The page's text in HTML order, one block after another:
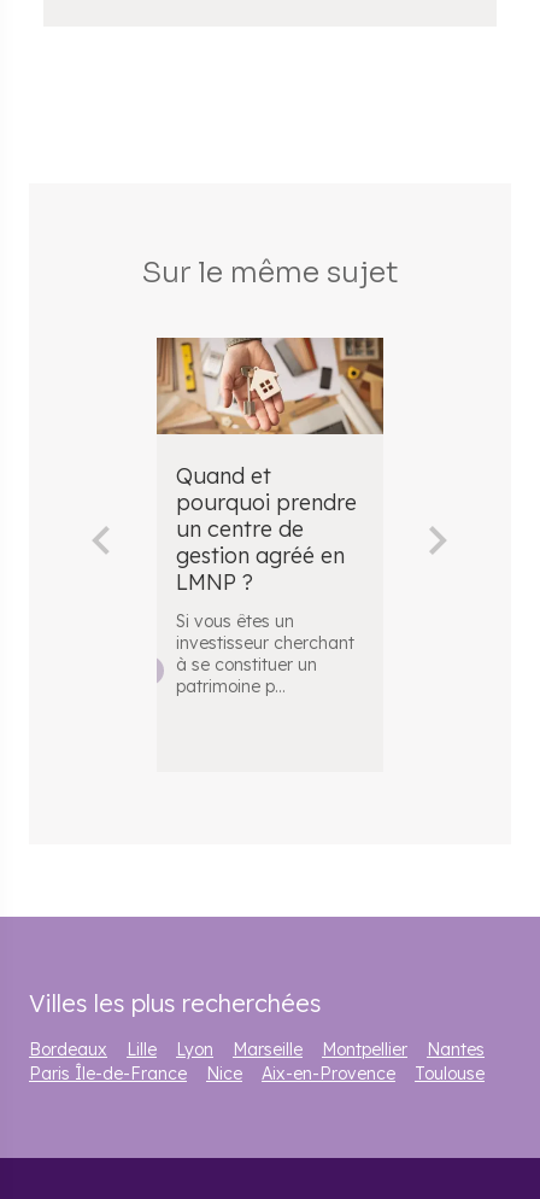
Sur le même sujet
Quand et
pourquoi prendre
un centre de
gestion agréé en
LMNP ?
Si vous êtes un
investisseur cherchant
à se constituer un
patrimoine p...
en LMNP ?
Villes les plus recherchées
Bordeaux Lille Lyon Marseille Montpellier
Nantes
Paris Île-de-France
Nice Aix-en-Provence Toulouse